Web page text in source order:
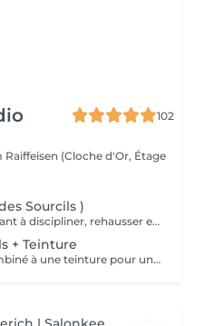
102
(Cloche d'Or, Étage
Sourcils )
Technique de mise en forme visant à discipliner, rehausser et fixer les poils pour un effet structuré et naturel.
+ Teinture
Rehaussement des sourcils combiné à une teinture pour un regard plus intense, discipliné et parfaitement défini.